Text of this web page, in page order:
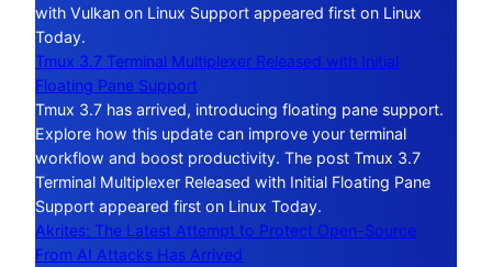
with Vulkan on Linux Support appeared first on Linux
Today.
Tmux 3.7 Terminal Multiplexer Released with Initial
Floating Pane Support
Tmux 3.7 has arrived, introducing floating pane support.
Explore how this update can improve your terminal
workflow and boost productivity. The post Tmux 3.7
Terminal Multiplexer Released with Initial Floating Pane
Support appeared first on Linux Today.
Akrites: The Latest Attempt to Protect Open-Source
From AI Attacks Has Arrived